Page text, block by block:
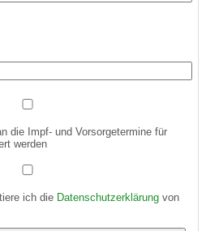
die Impf- und Vorsorgetermine für
werden
ich die Datenschutzerklärungvon